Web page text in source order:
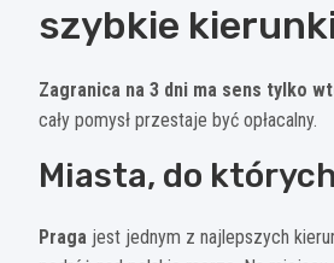
szybkie
Zagranica na 3 dni ma sens tylko
cały pomysł przestaje być opłacalny.
Miasta, do
Praga jest jednym z najlepszych